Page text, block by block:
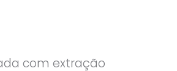
com extração